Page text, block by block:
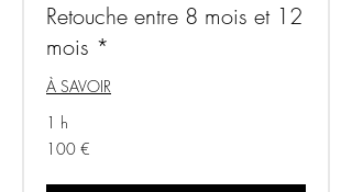
Retouche entre 8 mois et 12
mois *
À SAVOIR
1 h
100
euros
100 €